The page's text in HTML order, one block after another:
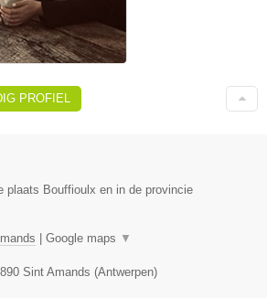
PROFIEL
plaats Bouffioulx en in de provincie
Google maps ▼
Sint Amands (Antwerpen)